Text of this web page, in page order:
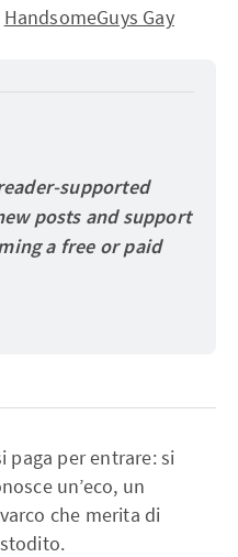
HandsomeGuys Gay
supported
posts and support
a free or paid
paga per entrare: si
un’eco, un
che merita di